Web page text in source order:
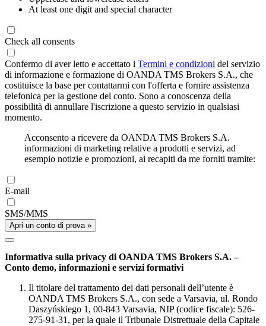
At least one digit and special character
Check all consents
Confermo di aver letto e accettato i Termini e condizioni del servizio
di informazione e formazione di OANDA TMS Brokers S.A., che
costituisce la base per contattarmi con l'offerta e fornire assistenza
telefonica per la gestione del conto. Sono a conoscenza della
possibilità di annullare l'iscrizione a questo servizio in qualsiasi
momento.
Acconsento a ricevere da OANDA TMS Brokers S.A.
informazioni di marketing relative a prodotti e servizi, ad
esempio notizie e promozioni, ai recapiti da me forniti tramite:
E-mail
SMS/MMS
Apri un conto di prova »
Informativa sulla privacy di OANDA TMS Brokers S.A. –
Conto demo, informazioni e servizi formativi
Il titolare del trattamento dei dati personali dell’utente è
OANDA TMS Brokers S.A., con sede a Varsavia, ul. Rondo
Daszyńskiego 1, 00-843 Varsavia, NIP (codice fiscale): 526-
275-91-31, per la quale il Tribunale Distrettuale della Capitale